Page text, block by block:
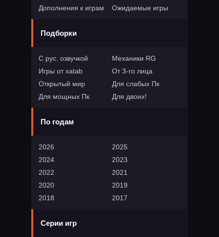
Дополнения к играм
Ожидаемые игры
Подборки
С рус. озвучкой
Механики RG
Игры от xatab
От 3-го лица
Открытый мир
Для слабых Пк
Для мощных Пк
Для двоих!
По годам
2026
2025
2024
2023
2022
2021
2020
2019
2018
2017
Серии игр